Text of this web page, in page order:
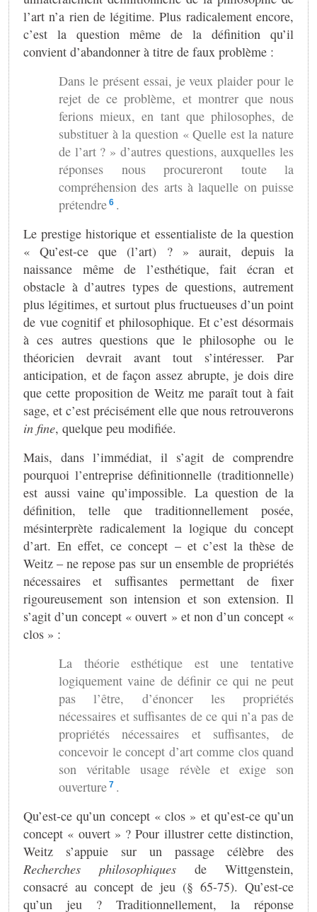
l’art n’a rien de légitime. Plus radicalement encore,
c’est la question même de la définition qu’il
convient d’abandonner à titre de faux problème :
Dans le présent essai, je veux plaider pour le
rejet de ce problème, et montrer que nous
ferions mieux, en tant que philosophes, de
substituer à la question « Quelle est la nature
de l’art ? » d’autres questions, auxquelles les
réponses nous procureront toute la
compréhension des arts à laquelle on puisse
prétendre 6 .
Le prestige historique et essentialiste de la question
« Qu’est-ce que (l’art) ? » aurait, depuis la
naissance même de l’esthétique, fait écran et
obstacle à d’autres types de questions, autrement
plus légitimes, et surtout plus fructueuses d’un point
de vue cognitif et philosophique. Et c’est désormais
à ces autres questions que le philosophe ou le
théoricien devrait avant tout s’intéresser. Par
anticipation, et de façon assez abrupte, je dois dire
que cette proposition de Weitz me paraît tout à fait
sage, et c’est précisément elle que nous retrouverons
in fine, quelque peu modifiée.
Mais, dans l’immédiat, il s’agit de comprendre
pourquoi l’entreprise définitionnelle (traditionnelle)
est aussi vaine qu’impossible. La question de la
définition, telle que traditionnellement posée,
mésinterprète radicalement la logique du concept
d’art. En effet, ce concept – et c’est la thèse de
Weitz – ne repose pas sur un ensemble de propriétés
nécessaires et suffisantes permettant de fixer
rigoureusement son intension et son extension. Il
s’agit d’un concept « ouvert » et non d’un concept «
clos » :
La théorie esthétique est une tentative
logiquement vaine de définir ce qui ne peut
pas l’être, d’énoncer les propriétés
nécessaires et suffisantes de ce qui n’a pas de
propriétés nécessaires et suffisantes, de
concevoir le concept d’art comme clos quand
son véritable usage révèle et exige son
ouverture 7 .
Qu’est-ce qu’un concept « clos » et qu’est-ce qu’un
concept « ouvert » ? Pour illustrer cette distinction,
Weitz s’appuie sur un passage célèbre des
Recherches philosophiques de Wittgenstein,
consacré au concept de jeu (§ 65-75). Qu’est-ce
qu’un jeu ? Traditionnellement, la réponse